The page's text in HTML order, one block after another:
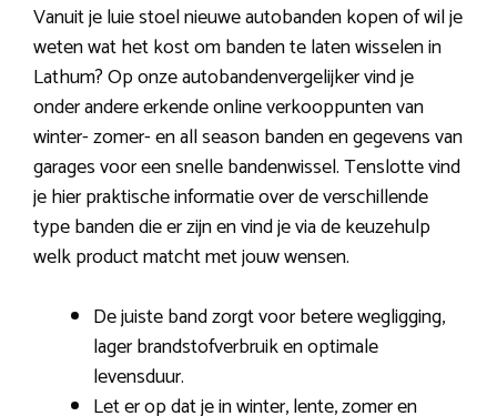
Vanuit je luie stoel nieuwe autobanden kopen of wil je
weten wat het kost om banden te laten wisselen in
Lathum? Op onze autobandenvergelijker vind je
onder andere erkende online verkooppunten van
winter- zomer- en all season banden en gegevens van
garages voor een snelle bandenwissel. Tenslotte vind
je hier praktische informatie over de verschillende
type banden die er zijn en vind je via de keuzehulp
welk product matcht met jouw wensen.
De juiste band zorgt voor betere wegligging,
lager brandstofverbruik en optimale
levensduur.
Let er op dat je in winter, lente, zomer en